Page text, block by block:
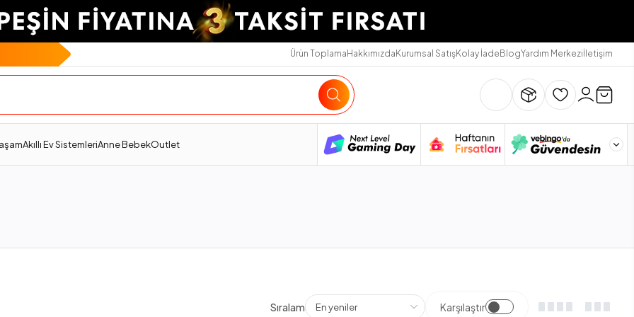
Ürün ToplamaHakkımızdaKurumsal SatışKolay İadeBlogYardım Merkeziİletişim
Akıllı Ev SistemleriAnne BebekOutlet
Sıralama Karşılaştır